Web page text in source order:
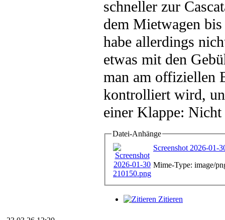
schneller zur
dem Mietwagen
habe allerdings
etwas mit den
man am offiziellen
kontrolliert wird,
einer Klappe:
Datei-Anhänge
Screenshot 2026-01-
Mime-Type: image/
Zitieren